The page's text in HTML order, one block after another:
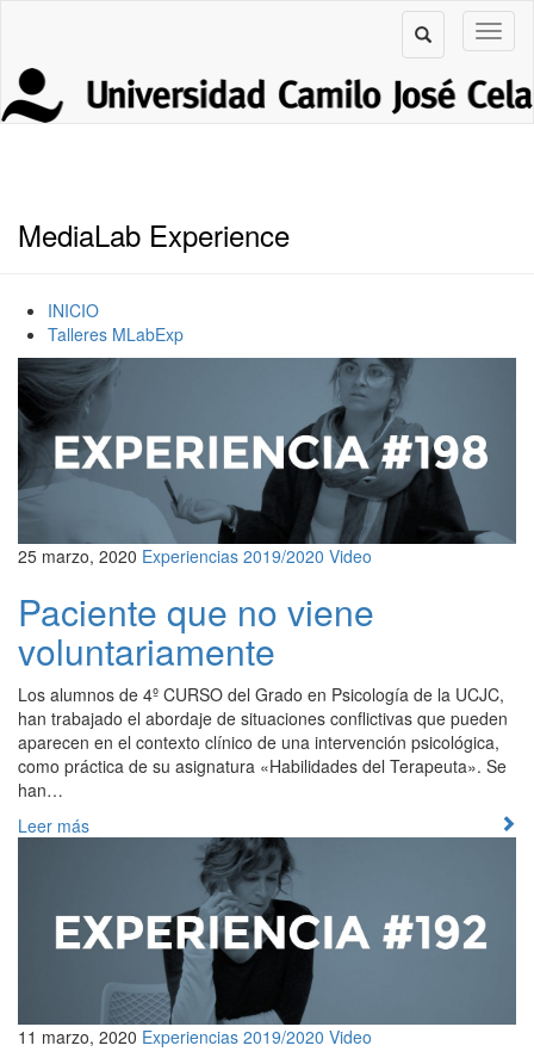
MediaLab Experience
INICIO
Talleres MLabExp
25 marzo, 2020 Experiencias 2019/2020 Video
Paciente que no viene
voluntariamente
Los alumnos de 4º CURSO del Grado en Psicología de la UCJC,
han trabajado el abordaje de situaciones conflictivas que pueden
aparecen en el contexto clínico de una intervención psicológica,
como práctica de su asignatura «Habilidades del Terapeuta». Se
han…
Leer más
11 marzo, 2020 Experiencias 2019/2020 Video